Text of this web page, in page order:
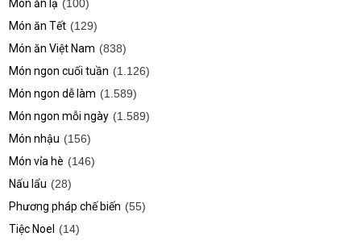
Món ăn lạ (100)
Món ăn Tết (129)
Món ăn Việt Nam (838)
Món ngon cuối tuần (1.126)
Món ngon dễ làm (1.589)
Món ngon mỗi ngày (1.589)
Món nhậu (156)
Món vỉa hè (146)
Nấu lẩu (28)
Phương pháp chế biến (55)
Tiệc Noel
(14)